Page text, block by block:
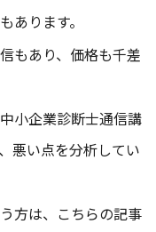
あります。
もあり、価格も千差
小企業診断士通信講
悪い点を分析してい
方は、こちらの記事